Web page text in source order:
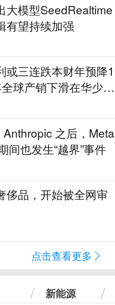
大模型SeedRealtime
有望持续加强
或三连跌本财年预降1
球产销下滑在华少卖
之后，Meta
间也发生“越界”事件
侈品，开始被全网审
点击查看更多
新能源